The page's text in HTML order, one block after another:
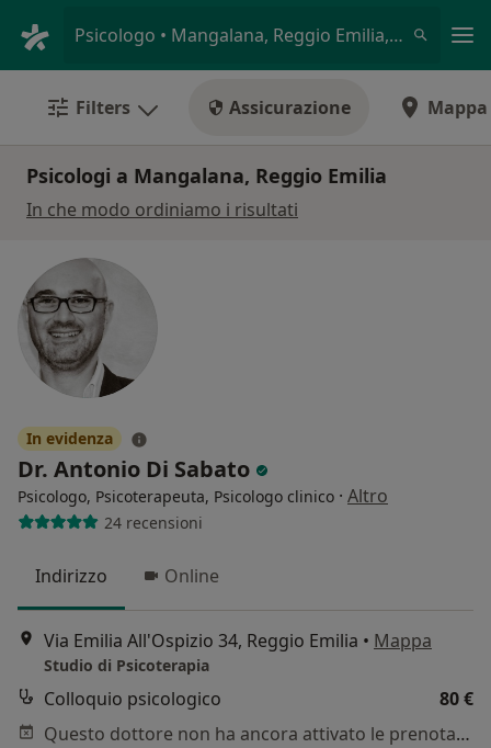
Psicologo • Mangalana, Reggio Emilia, RE
Filters Assicurazione Mappa
Psicologi a Mangalana, Reggio Emilia
In che modo ordiniamo i risultati
In evidenza
Dr. Antonio Di Sabato
Psicologo, Psicoterapeuta, Psicologo clinico · Altro
24 recensioni
Indirizzo Online
Via Emilia All'Ospizio 34, Reggio Emilia • Mappa
Studio di Psicoterapia
Colloquio psicologico
80 €
Questo dottore non ha ancora attivato le prenotazioni online presso questo indirizzo.